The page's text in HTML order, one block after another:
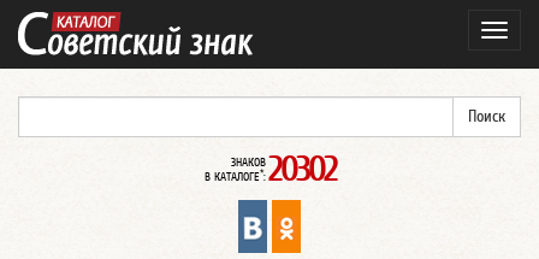
ЗНАКОВ
В КАТАЛОГЕ*: 20302